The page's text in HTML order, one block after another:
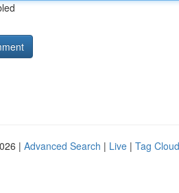
| Advanced Search | Live | Tag Cloud